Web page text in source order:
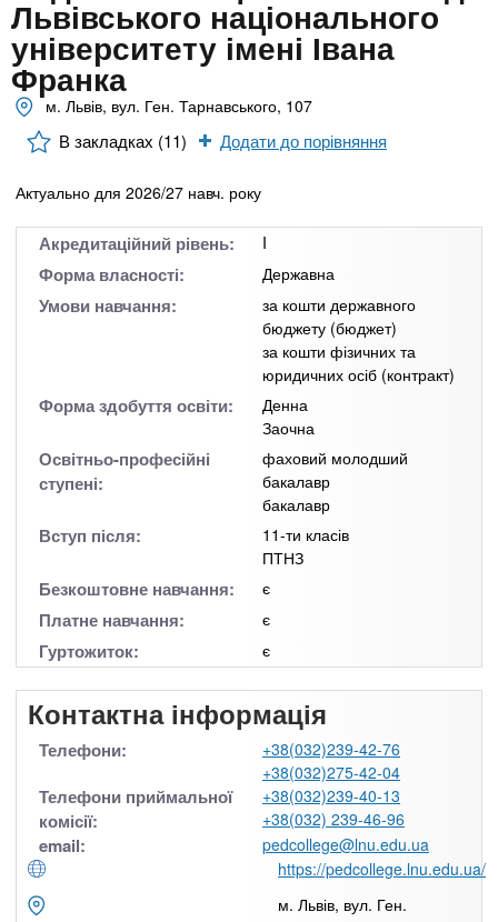
n
t
s
.
n
o
и
х
з
а
а
д
Онлайн курси
За кордоном
Львівського національного
університету імені Івана
Франка
м. Львів, вул. Ген. Тарнавського, 107
В закладках (11) Додати до порівняння
Актуально для 2026/27 навч. року
Акредитаційний рівень: I
Форма власності: Державна
Умови навчання:
за кошти державного
бюджету (бюджет)
за кошти фізичних та
юридичних осіб (контракт)
Форма здобуття освіти:
Денна
Заочна
Освітньо-професійні
ступені:
фаховий молодший
бакалавр
бакалавр
Вступ після:
11-ти класів
ПТНЗ
Безкоштовне навчання: є
Платне навчання: є
Гуртожиток: є
Контактна інформація
Телефони:
+38(032)239-42-76
+38(032)275-42-04
Телефони приймальної
комісії:
+38(032)239-40-13
+38(032) 239-46-96
email:
pedcollege@lnu.edu.ua
https://pedcollege.lnu.edu.ua/
м. Львів, вул. Ген.